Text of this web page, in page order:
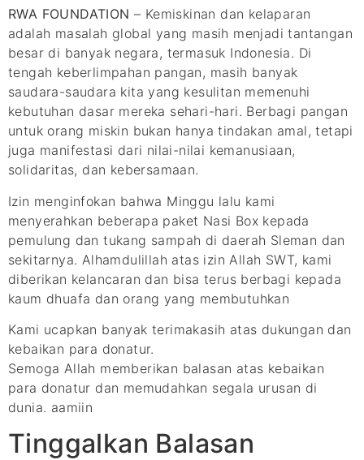
RWA FOUNDATION – Kemiskinan dan kelaparan
adalah masalah global yang masih menjadi tantangan
besar di banyak negara, termasuk Indonesia. Di
tengah keberlimpahan pangan, masih banyak
saudara-saudara kita yang kesulitan memenuhi
kebutuhan dasar mereka sehari-hari. Berbagi pangan
untuk orang miskin bukan hanya tindakan amal, tetapi
juga manifestasi dari nilai-nilai kemanusiaan,
solidaritas, dan kebersamaan.
Izin menginfokan bahwa Minggu lalu kami
menyerahkan beberapa paket Nasi Box kepada
pemulung dan tukang sampah di daerah Sleman dan
sekitarnya. Alhamdulillah atas izin Allah SWT, kami
diberikan kelancaran dan bisa terus berbagi kepada
kaum dhuafa dan orang yang membutuhkan
Kami ucapkan banyak terimakasih atas dukungan dan
kebaikan para donatur.
Semoga Allah memberikan balasan atas kebaikan
para donatur dan memudahkan segala urusan di
dunia. aamiin
Tinggalkan Balasan